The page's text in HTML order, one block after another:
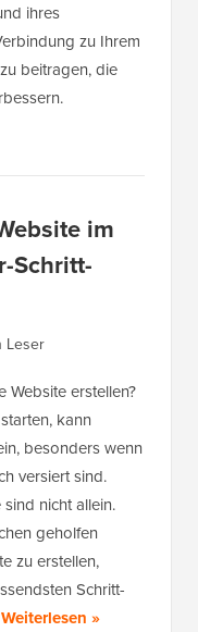
ihres
zu Ihrem
beitragen, die
im
Schritt-
Leser
Website erstellen?
kann
besonders wenn
versiert sind.
sind nicht allein.
geholfen
zu erstellen,
Schritt-
Weiterlesen »